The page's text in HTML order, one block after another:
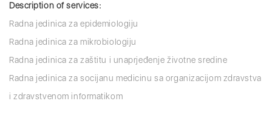
Description of services:
Radna jedinica za epidemiologiju
Radna jedinica za mikrobiologiju
Radna jedinica za zaštitu i unaprjeđenje životne sredine
Radna jedinica za socijanu medicinu sa organizacijom zdravstva
i zdravstvenom informatikom